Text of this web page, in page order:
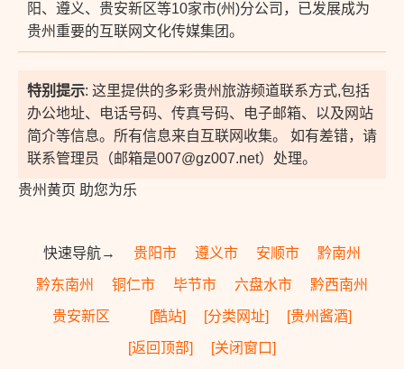
阳、遵义、贵安新区等10家市(州)分公司，已发展成为
贵州重要的互联网文化传媒集团。
特别提示: 这里提供的多彩贵州旅游频道联系方式,包括
办公地址、电话号码、传真号码、电子邮箱、以及网站
简介等信息。所有信息来自互联网收集。 如有差错，请
联系管理员（邮箱是007@gz007.net）处理。
贵州黄页 助您为乐
快速导航→ 贵阳市 遵义市 安顺市 黔南州
黔东南州 铜仁市 毕节市 六盘水市 黔西南州
贵安新区 [酷站] [分类网址] [贵州酱酒]
[返回顶部] [关闭窗口]